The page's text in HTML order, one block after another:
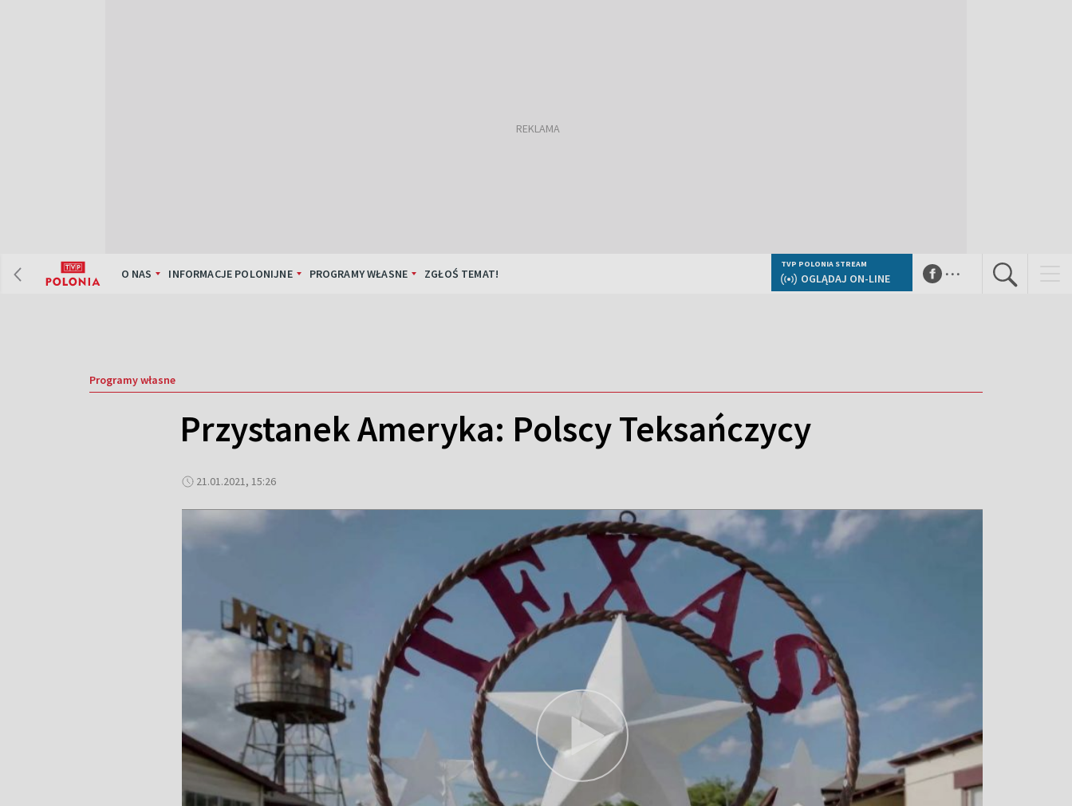
O NAS INFORMACJE POLONIJNE PROGRAMY WŁASNE ZGŁOŚ TEMAT!
TVP POLONIA STREAM
OGLĄDAJ ON-LINE ...
Programy własne
Przystanek Ameryka: Polscy Teksańczycy
21.01.2021, 15:26